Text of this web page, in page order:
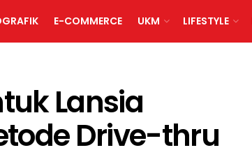
E-COMMERCE UKM LIFESTYLE
Lansia
Drive-thru